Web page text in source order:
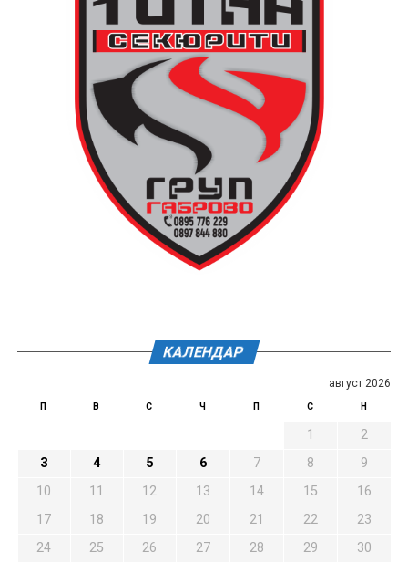
КАЛЕНДАР
август 2026
П В С Ч П С Н
1
2
3
4 5 6 7 8
9
10
11 12 13 14 15
16
17
18 19 20 21 22
23
24
25 26 27 28 29 30